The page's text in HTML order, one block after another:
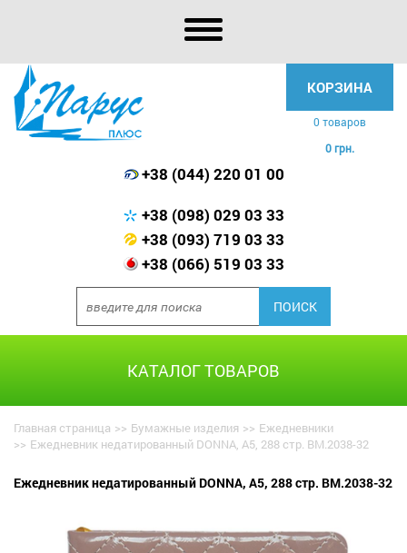
КОРЗИНА
0 товаров
0 грн.
+38 (044) 220 01 00
+38 (098) 029 03 33
+38 (093) 719 03 33
+38 (066) 519 03 33
КАТАЛОГ ТОВАРОВ
Главная страница >> Бумажные изделия >> Ежедневники
>> Ежедневник недатированный DONNA, A5, 288 стр. BM.2038-32
Ежедневник недатированный DONNA, A5, 288 стр. BM.2038-32